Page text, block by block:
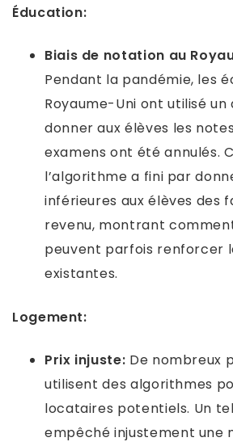
Éducation:
Biais de notation au
Pendant la pandémie, les
Royaume-Uni ont utilisé
donner aux élèves les
examens ont été annulés.
l’algorithme a fini par
inférieures aux élèves des
revenu, montrant
peuvent parfois renforcer
existantes.
Logement:
Prix ​​injuste: De nombreux
utilisent des algorithmes
locataires potentiels. Un
empêché injustement une